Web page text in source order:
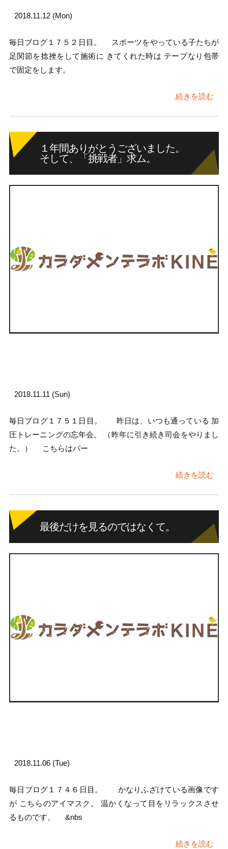
2018.11.12 (Mon)
毎日ブログ１７５２日目。 スポーツをやっている子たちが
足関節を捻挫をして施術に きてくれた時は テープなり包帯
で固定をします。
続きを読む
１年間ありがとうございました。
そして、「挑戦者」求ム。
2018.11.11 (Sun)
毎日ブログ１７５１日目。 昨日は、いつも通っている 加
圧トレーニングの忘年会。 （昨年に引き続き司会をやりまし
た。） こちらはパー
続きを読む
最後だけを見るのではなくて。
2018.11.06 (Tue)
毎日ブログ１７４６日目。 かなりふざけている画像です
が こちらのアイマスク。 温かくなって目をリラックスさせ
るものです。 &nbs
続きを読む